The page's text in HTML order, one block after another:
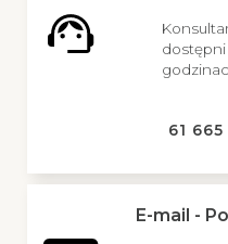
dostępni
61
E-mail -